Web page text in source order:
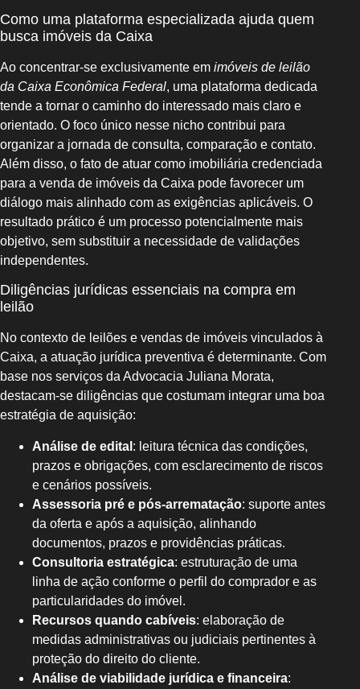
Como uma plataforma especializada ajuda quem
busca imóveis da Caixa
Ao concentrar-se exclusivamente em imóveis de leilão
da Caixa Econômica Federal, uma plataforma dedicada
tende a tornar o caminho do interessado mais claro e
orientado. O foco único nesse nicho contribui para
organizar a jornada de consulta, comparação e contato.
Além disso, o fato de atuar como imobiliária credenciada
para a venda de imóveis da Caixa pode favorecer um
diálogo mais alinhado com as exigências aplicáveis. O
resultado prático é um processo potencialmente mais
objetivo, sem substituir a necessidade de validações
independentes.
Diligências jurídicas essenciais na compra em
leilão
No contexto de leilões e vendas de imóveis vinculados à
Caixa, a atuação jurídica preventiva é determinante. Com
base nos serviços da Advocacia Juliana Morata,
destacam-se diligências que costumam integrar uma boa
estratégia de aquisição:
Análise de edital : leitura técnica das condições,
prazos e obrigações, com esclarecimento de riscos
e cenários possíveis.
Assessoria pré e pós-arrematação: suporte antes
da oferta e após a aquisição, alinhando
documentos, prazos e providências práticas.
Consultoria estratégica: estruturação de uma
linha de ação conforme o perfil do comprador e as
particularidades do imóvel.
Recursos quando cabíveis: elaboração de
medidas administrativas ou judiciais pertinentes à
proteção do direito do cliente.
Análise de viabilidade jurídica e financeira: